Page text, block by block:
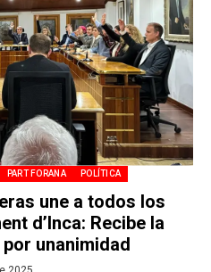
PART FORANA POLÍTICA
une a todos los
d’Inca: Recibe la
unanimidad